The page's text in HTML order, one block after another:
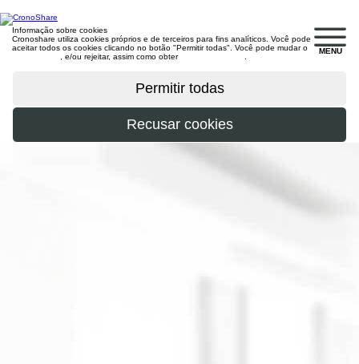
MENU
Informação sobre cookies
Cronoshare utiliza cookies próprios e de terceiros para fins analíticos. Você pode
aceitar todos os cookies clicando no botão "Permitir todas". Você pode mudar o
, e/ou rejeitar, assim como obter